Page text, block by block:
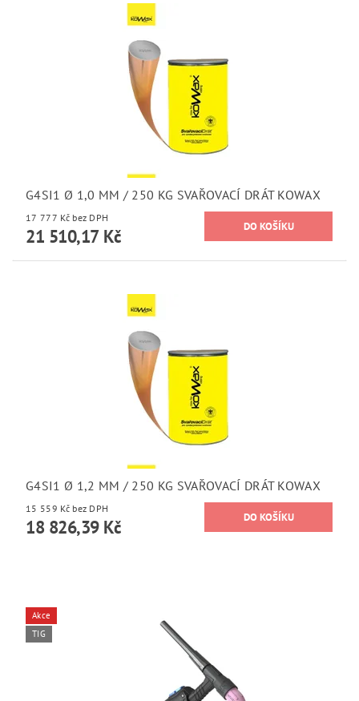
G4SI1 Ø 1,0 MM / 250 KG SVAŘOVACÍ DRÁT KOWAX
17 777 Kč bez DPH
21 510,17 Kč
G4SI1 Ø 1,2 MM / 250 KG SVAŘOVACÍ DRÁT KOWAX
15 559 Kč bez DPH
18 826,39 Kč
Akce
TIG